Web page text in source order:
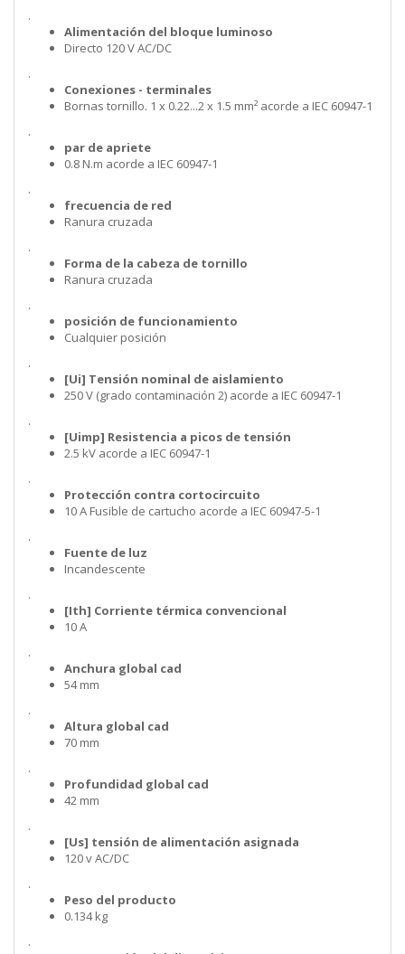
.
Alimentación del bloque luminoso
Directo 120 V AC/DC
.
Conexiones - terminales
Bornas tornillo. 1 x 0.22...2 x 1.5 mm² acorde a IEC 60947-1
.
par de apriete
0.8 N.m acorde a IEC 60947-1
.
frecuencia de red
Ranura cruzada
.
Forma de la cabeza de tornillo
Ranura cruzada
.
posición de funcionamiento
Cualquier posición
.
[Ui] Tensión nominal de aislamiento
250 V (grado contaminación 2) acorde a IEC 60947-1
.
[Uimp] Resistencia a picos de tensión
2.5 kV acorde a IEC 60947-1
.
Protección contra cortocircuito
10 A Fusible de cartucho acorde a IEC 60947-5-1
.
Fuente de luz
Incandescente
.
[Ith] Corriente térmica convencional
10 A
.
Anchura global cad
54 mm
.
Altura global cad
70 mm
.
Profundidad global cad
42 mm
.
[Us] tensión de alimentación asignada
120 v AC/DC
.
Peso del producto
0.134 kg
.